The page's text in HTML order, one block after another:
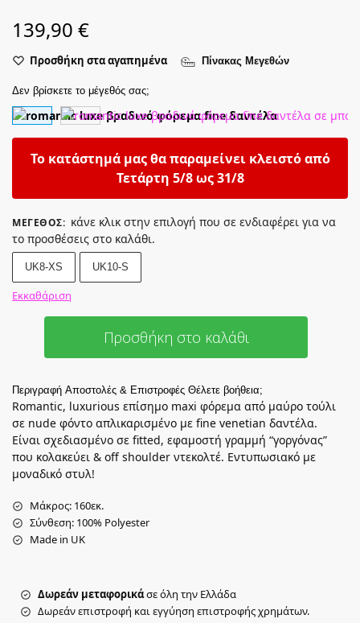
139,90 €
Προσθήκη στα αγαπημένα Πίνακας Μεγεθών
Δεν βρίσκετε το μέγεθός σας;
Το κατάστημά μας θα παραμείνει κλειστό από
Τετάρτη 5/8 ως 31/8
ΜΈΓΕΘΟΣ: κάνε κλικ στην επιλογή που σε ενδιαφέρει για να
το προσθέσεις στο καλάθι.
UK8-XS UK10-S
Εκκαθάριση
Προσθήκη στο καλάθι
Περιγραφή Αποστολές & Επιστροφές Θέλετε βοήθεια;
Romantic, luxurious επίσημο maxi φόρεμα από μαύρο τούλι
σε nude φόντο απλικαρισμένο με fine venetian δαντέλα.
Eίναι σχεδιασμένο σε fitted, εφαμοστή γραμμή “γοργόνας”
που κολακεύει & off shoulder ντεκολτέ. Eντυπωσιακό με
μοναδικό στυλ!
Μάκρος: 160εκ.
Σύνθεση: 100% Polyester
Made in UK
Δωρεάν μεταφορικάσε όλη την Ελλάδα
Δωρεάν επιστροφή και εγγύηση επιστροφής χρημάτων.